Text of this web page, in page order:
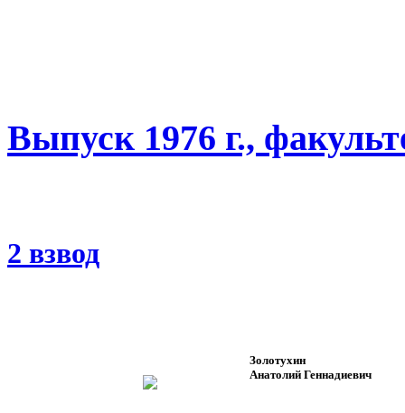
Выпуск 1976 г.,
2 взвод
Золотухин
Анатолий Геннадиевич